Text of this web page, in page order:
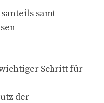
samt
Schritt für
der